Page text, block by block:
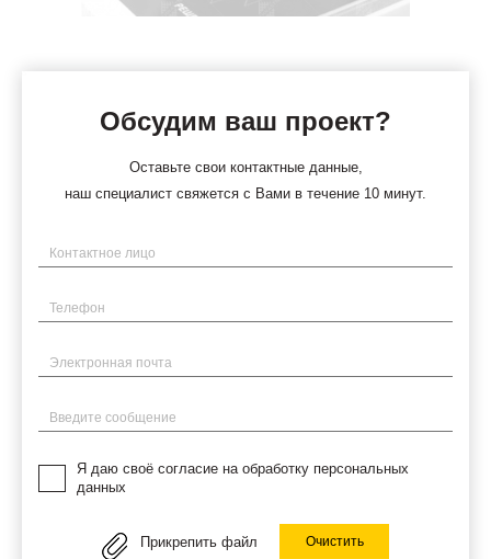
Обсудим ваш проект?
Оставьте свои контактные данные,
наш специалист свяжется с Вами в течение 10 минут.
Имя
Телефон
Электронная почта
Введите сообщение
Я даю своё согласие на обработку персональных
данных
Прикрепить файл Очистить